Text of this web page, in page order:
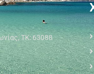
ΤΚ: 63088